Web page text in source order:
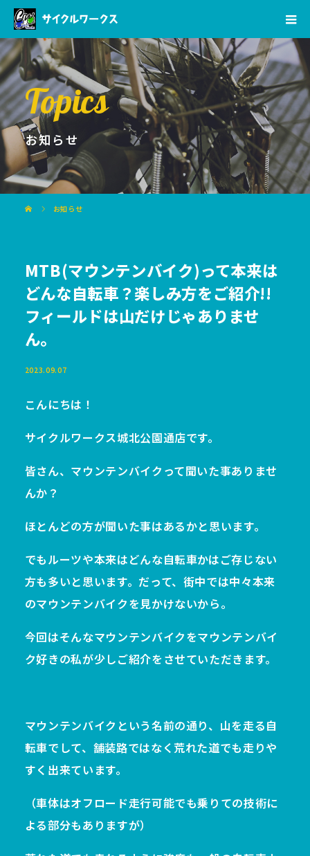
Topics
お知らせ
お知らせ
MTB(マウンテンバイク)って本来は
どんな自転車？楽しみ方をご紹介!!
フィールドは山だけじゃありませ
ん。
2023.09.07
こんにちは！
サイクルワークス城北公園通店です。
皆さん、マウンテンバイクって聞いた事ありませ
んか？
ほとんどの方が聞いた事はあるかと思います。
でもルーツや本来はどんな自転車かはご存じない
方も多いと思います。だって、街中では中々本来
のマウンテンバイクを見かけないから。
今回はそんなマウンテンバイクをマウンテンバイ
ク好きの私が少しご紹介をさせていただきます。
マウンテンバイクという名前の通り、山を走る自
転車でして、舗装路ではなく荒れた道でも走りや
すく出来ています。
（車体はオフロード走行可能でも乗りての技術に
よる部分もありますが）